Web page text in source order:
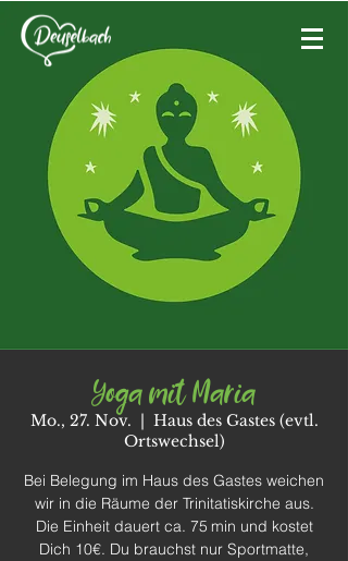
Yoga mit Maria
Mo., 27. Nov.
  |
Haus des Gastes (evtl.
Ortswechsel)
Bei Belegung im Haus des Gastes weichen
wir in die Räume der Trinitatiskirche aus.
Die Einheit dauert ca. 75 min und kostet
Dich 10€. Du brauchst nur Sportmatte,